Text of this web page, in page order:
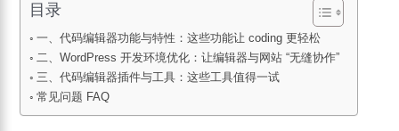
目录
一、代码编辑器功能与特性：这些功能让 coding 更轻松
二、WordPress 开发环境优化：让编辑器与网站 “无缝协作”
三、代码编辑器插件与工具：这些工具值得一试
常见问题 FAQ